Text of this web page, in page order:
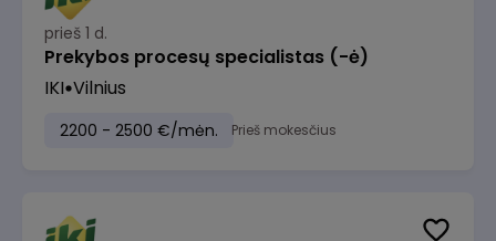
prieš 1 d.
Prekybos procesų specialistas (-ė)
IKI Vilnius
2200 - 2500 €/mėn. Prieš mokesčius